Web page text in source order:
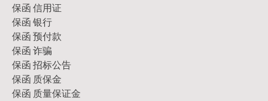
保函 信用证
保函 银行
保函 预付款
保函 诈骗
保函 招标公告
保函 质保金
保函 质量保证金